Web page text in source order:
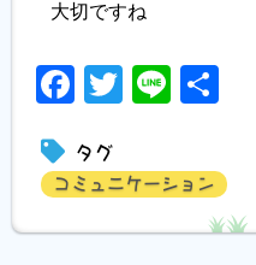
大切ですね
Facebook
Twitter
Line
タグ
コミュニケーション